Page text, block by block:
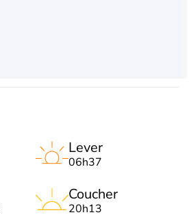
Lever
06h37
Coucher
20h13